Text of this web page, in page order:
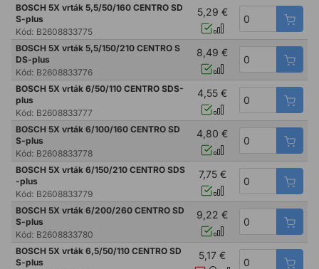
BOSCH 5X vrták 5,5/50/160 CENTRO SD
S-plus
Kód: B2608833775
5,29 €
BOSCH 5X vrták 5,5/150/210 CENTRO S
DS-plus
Kód: B2608833776
8,49 €
BOSCH 5X vrták 6/50/110 CENTRO SDS-
plus
Kód: B2608833777
4,55 €
BOSCH 5X vrták 6/100/160 CENTRO SD
S-plus
Kód: B2608833778
4,80 €
BOSCH 5X vrták 6/150/210 CENTRO SDS
-plus
Kód: B2608833779
7,75 €
BOSCH 5X vrták 6/200/260 CENTRO SD
S-plus
Kód: B2608833780
9,22 €
BOSCH 5X vrták 6,5/50/110 CENTRO SD
S-plus
5,17 €